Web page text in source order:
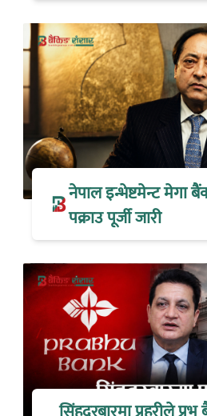
नेपाल इन्भेष्टमेन्ट मेगा
पक्राउ पूर्जी जारी